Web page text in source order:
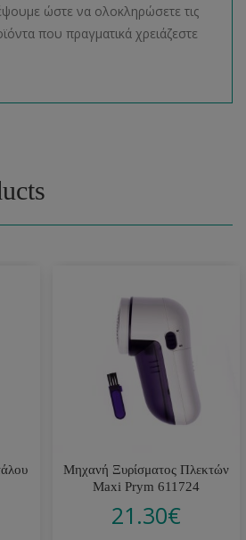
ώστε να ολοκληρώσετε τις
που πραγματικά χρειάζεστε
Μηχανή Ξυρίσματος Πλεκτών
Maxi Prym 611724
21.30€